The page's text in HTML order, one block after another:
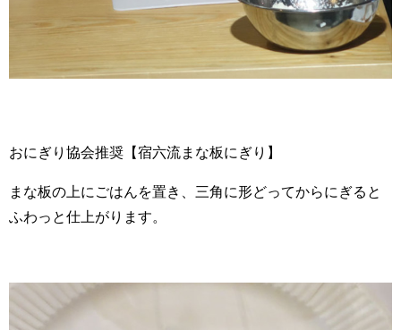
おにぎり協会推奨【宿六流まな板にぎり】
まな板の上にごはんを置き、三角に形どってからにぎると
ふわっと仕上がります。